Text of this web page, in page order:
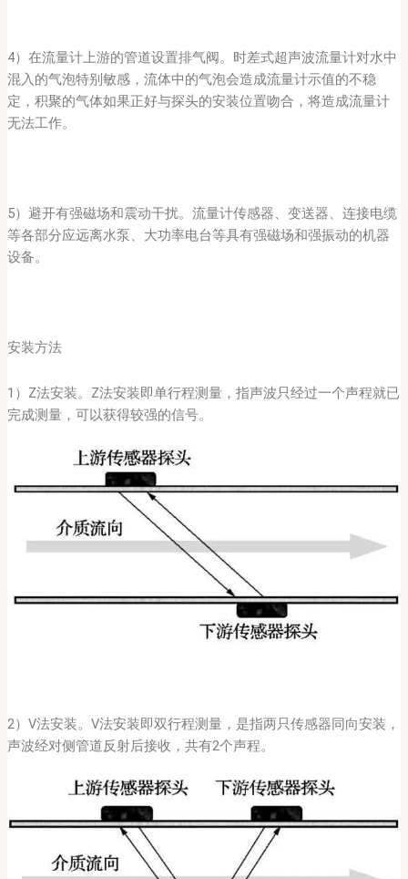
4）在流量计上游的管道设置排气阀。时差式超声波流量计对水中
混入的气泡特别敏感，流体中的气泡会造成流量计示值的不稳
定，积聚的气体如果正好与探头的安装位置吻合，将造成流量计
无法工作。
5）避开有强磁场和震动干扰。流量计传感器、变送器、连接电缆
等各部分应远离水泵、大功率电台等具有强磁场和强振动的机器
设备。
安装方法
1）Z法安装。Z法安装即单行程测量，指声波只经过一个声程就已
完成测量，可以获得较强的信号。
2）V法安装。V法安装即双行程测量，是指两只传感器同向安装，
声波经对侧管道反射后接收，共有2个声程。